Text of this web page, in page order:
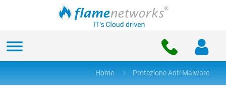
Home Protezione Anti Malware